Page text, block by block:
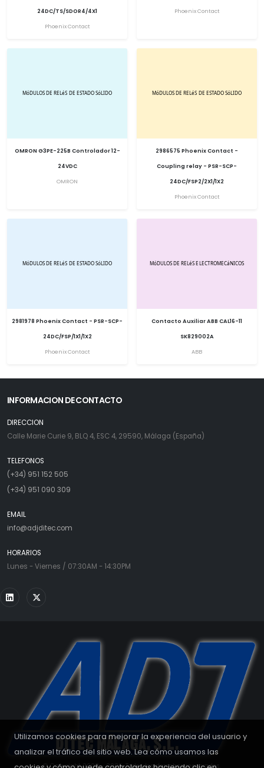
Utilizamos cookies para mejorar la experiencia del usuario y
analizar el tráfico del sitio web. Lea cómo usamos las
24DC/TS/SDOR4/4X1
Phoenix Contact
Phoenix Contact
OMRON G3PE-225B Controlador 12-
24VDC
OMRON
2986575 Phoenix Contact -
Coupling relay - PSR-SCP-
24DC/FSP2/2X1/1X2
Phoenix Contact
2981978 Phoenix Contact - PSR-SCP-
24DC/FSP/1X1/1X2
Phoenix Contact
Contacto Auxiliar ABB CAL16-11
SK829002A
ABB
INFORMACION DE CONTACTO
DIRECCION
Calle Marie Curie 9, BLQ 4, ESC 4, 29590, Málaga (España)
TELEFONOS
(+34) 951 152 505
(+34) 951 090 309
EMAIL
info@adjditec.com
HORARIOS
Lunes - Viernes / 07:30AM - 14:30PM
© Copyright 2008 - 2026. Todos los derechos reservados.